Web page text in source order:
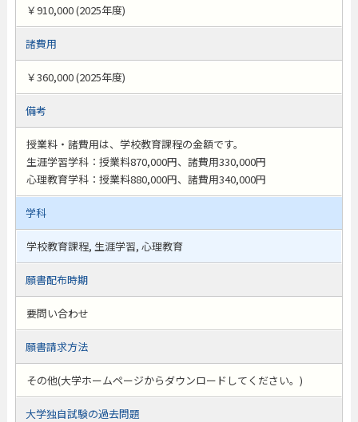
￥910,000 (2025年度)
諸費用
￥360,000 (2025年度)
備考
授業料・諸費用は、学校教育課程の金額です。
生涯学習学科：授業料870,000円、諸費用330,000円
心理教育学科：授業料880,000円、諸費用340,000円
学科
学校教育課程, 生涯学習, 心理教育
願書配布時期
要問い合わせ
願書請求方法
その他(大学ホームページからダウンロードしてください。)
大学独自試験の過去問題